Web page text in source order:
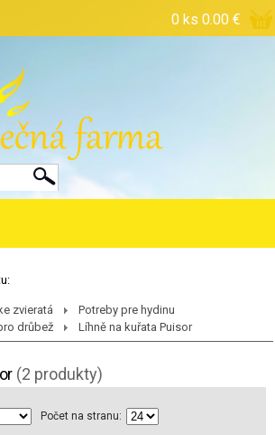
0 ks 0.00 €
zvieratá
Potreby pre hydinu
drůbež
Líhně na kuřata Puisor
(2 produkty)
Počet na stranu: